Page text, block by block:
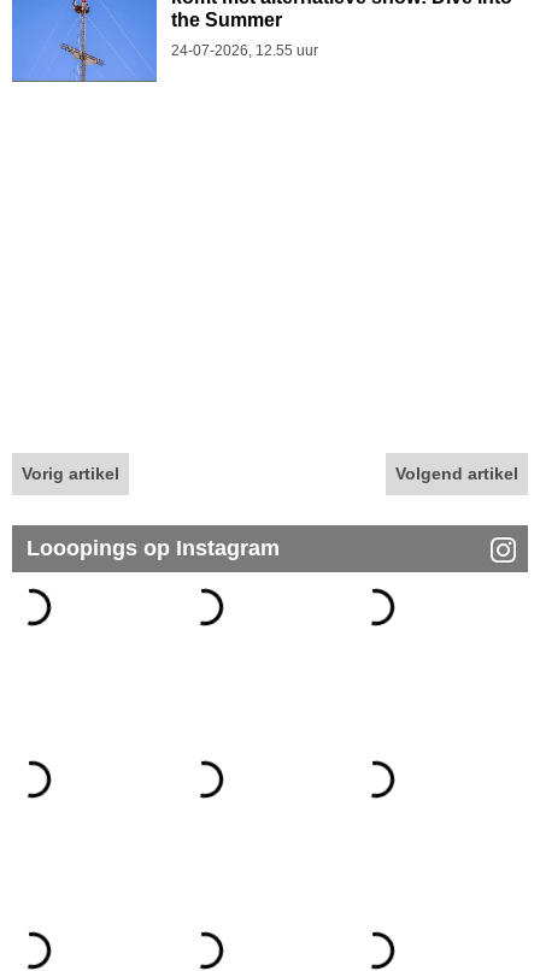
the Summer
24-07-2026, 12.55 uur
Vorig artikel Volgend artikel
Looopings op Instagram